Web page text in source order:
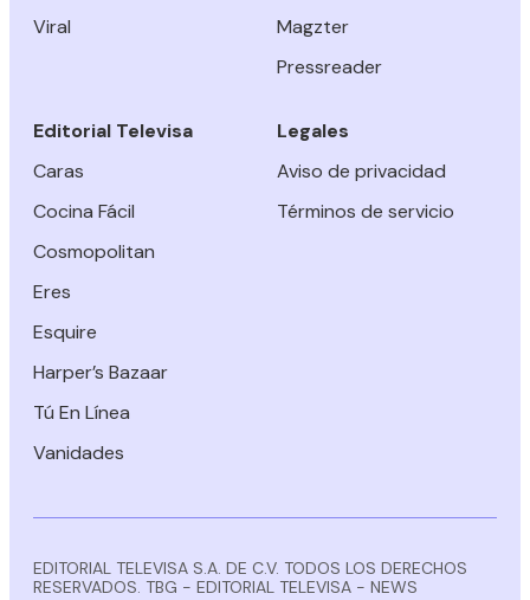
Viral
Magzter
Pressreader
Editorial Televisa
Caras
Cocina Fácil
Cosmopolitan
Eres
Esquire
Harper’s Bazaar
Tú En Línea
Vanidades
Legales
Aviso de privacidad
Términos de servicio
EDITORIAL TELEVISA S.A. DE C.V. TODOS LOS DERECHOS
RESERVADOS. TBG - EDITORIAL TELEVISA - NEWS